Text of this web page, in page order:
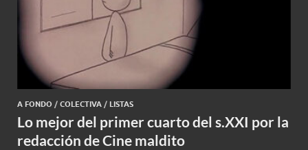
A FONDO / COLECTIVA / LISTAS
Lo mejor del primer cuarto del s.XXI por la
redacción de Cine maldito